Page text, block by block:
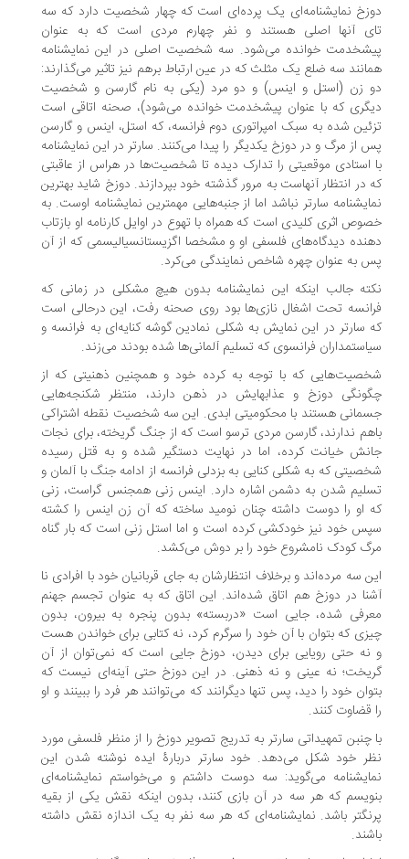
نمایشنامه‌ای یک پرده‌ای است که چهار شخصیت دارد که سه
آنها اصلی هستند و نفر چهارم مردی است که به عنوان
خوانده می‌شود. سه شخصیت اصلی در این نمایشنامه
سه ضلع یک مثلث که در عین ارتباط برهم نیز تاثیر می‌گذارند:
زن (استل و اینس) و دو مرد (یکی به نام گارسن و شخصیت
که با عنوان پیشخدمت خوانده می‌شود)، صحنه اتاقی است
شده به سبک امپراتوری دوم فرانسه، که استل، اینس و گارسن
از مرگ و در دوزخ یکدیگر را پیدا می‌کنند. سارتر در این نمایشنامه
استادی موقعیتی را تدارک دیده تا شخصیت‌ها در هراس از عاقبتی
در انتظار آنهاست به مرور گذشته خود بپردازند. دوزخ شاید بهترین
سارتر نباشد اما از جنبه‌هایی مهمترین نمایشنامه اوست. به
اثری کلیدی است که همراه با تهوع در اوایل کارنامه او بازتاب
دیدگاه‌های فلسفی او و مشخصا اگزیستانسیالیسمی که از آن
به عنوان چهره شاخص نمایندگی می‌کرد.
جالب اینکه این نمایشنامه بدون هیچ مشکلی در زمانی که
تحت اشغال نازی‌ها بود روی صحنه رفت، این درحالی است
سارتر در این نمایش به شکلی نمادین گوشه کنایه‌ای به فرانسه و
فرانسوی که تسلیم آلمانی‌ها شده بودند می‌زند.
که با توجه به کرده خود و همچنین ذهنیتی که از
دوزخ و عذابهایش در ذهن دارند، منتظر شکنجه‌هایی
هستند با محکومیتی ابدی. این سه شخصیت نقطه اشتراکی
ندارند، گارسن مردی ترسو است که از جنگ گریخته، برای نجات
خیانت کرده، اما در نهایت دستگیر شده و به قتل رسیده
که به شکلی کنایی به بزدلی فرانسه از ادامه جنگ با آلمان و
شدن به دشمن اشاره دارد. اینس زنی همجنس گراست، زنی
او را دوست داشته چنان نومید ساخته که آن زن اینس را کشته
خود نیز خودکشی کرده است و اما استل زنی است که بار گناه
کودک نامشروع خود را بر دوش می‌کشد.
سه مرده‌اند و برخلاف انتظارشان به جای قربانیان خود با افرادی نا
در دوزخ هم اتاق شده‌اند. این اتاق که به عنوان تجسم جهنم
شده، جایی است «دربسته» بدون پنجره به بیرون، بدون
که بتوان با آن خود را سرگرم کرد، نه کتابی برای خواندن هست
حتی رویایی برای دیدن، دوزخ جایی است که نمی‌توان از آن
نه عینی و نه ذهنی. در این دوزخ حتی آینه‌ای نیست که
خود را دید، پس تنها دیگرانند که می‌توانند هر فرد را ببینند و او
قضاوت کنند.
چنبن تمهیداتی سارتر به تدریج تصویر دوزخ را از منظر فلسفی مورد
خود شکل می‌دهد. خود سارتر دربارۀ ایده نوشته شدن این
می‌گوید: سه دوست داشتم و می‌خواستم نمایشنامه‌ای
که هر سه در آن بازی کنند، بدون اینکه نقش یکی از بقیه
باشد. نمایشنامه‌ای که هر سه نفر به یک اندازه نقش داشته